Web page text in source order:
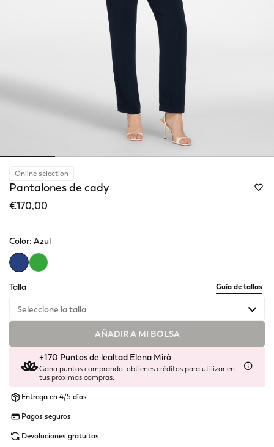
Online selection
Pantalones de cady
€170,00
Color: Azul
Talla
Guía de tallas
Seleccione la talla
Último disponible
AÑADIR A MI BOLSA
+170 Puntos de lealtad Elena Mirò
Gana puntos comprando: obtienes créditos para utilizar en
tus próximas compras.
Entrega en 4/5 días
Pagos seguros
Devoluciones gratuitas